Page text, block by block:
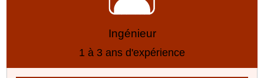
Ingénieur
1 à 3 ans d'expérience